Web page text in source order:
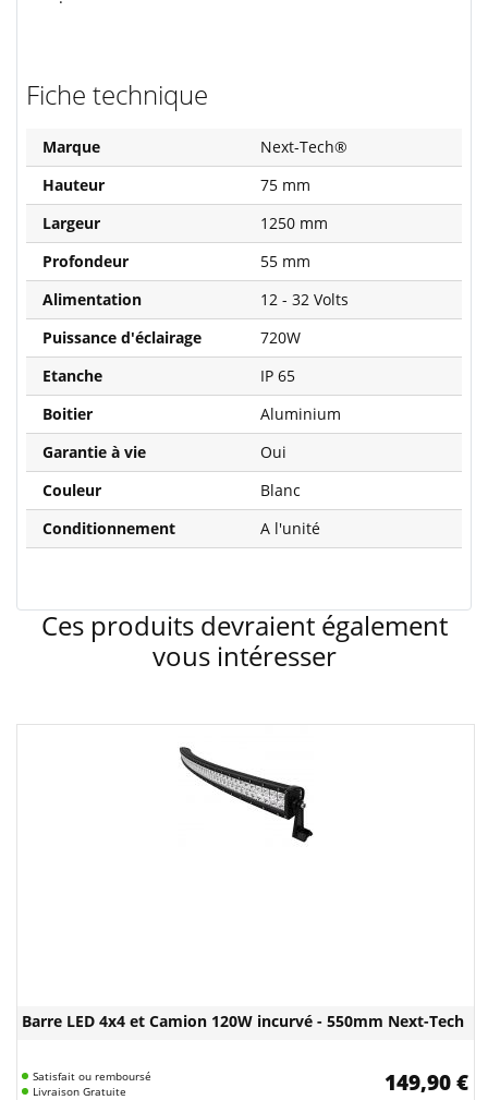
Fiche technique
Marque
Next-Tech®
Hauteur
75 mm
Largeur
1250 mm
Profondeur
55 mm
Alimentation
12 - 32 Volts
Puissance d'éclairage
720W
Etanche
IP 65
Boitier
Aluminium
Garantie à vie
Oui
Couleur
Blanc
Conditionnement
A l'unité
Ces produits devraient également
vous intéresser
Barre LED 4x4 et Camion 120W incurvé - 550mm Next-Tech
Satisfait ou remboursé
Livraison Gratuite
149,90 €